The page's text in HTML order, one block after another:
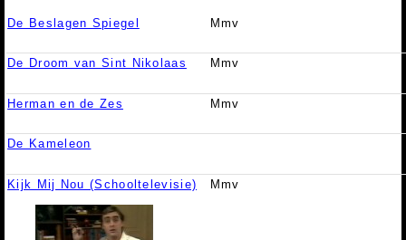
De Beslagen Spiegel Mmv
De Droom van Sint Nikolaas Mmv
Herman en de Zes Mmv
De Kameleon
Kijk Mij Nou (Schooltelevisie) Mmv